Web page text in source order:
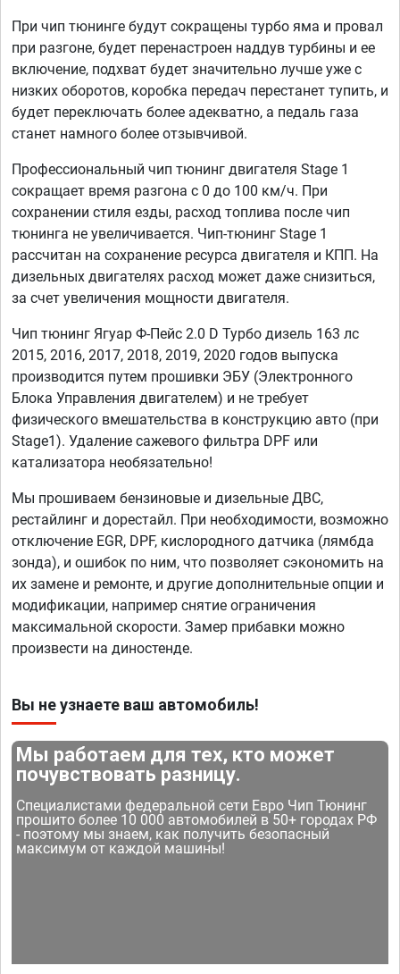
При чип тюнинге будут сокращены турбо яма и провал
при разгоне, будет перенастроен наддув турбины и ее
включение, подхват будет значительно лучше уже с
низких оборотов, коробка передач перестанет тупить, и
будет переключать более адекватно, а педаль газа
станет намного более отзывчивой.
Профессиональный чип тюнинг двигателя Stage 1
сокращает время разгона с 0 до 100 км/ч. При
сохранении стиля езды, расход топлива после чип
тюнинга не увеличивается. Чип-тюнинг Stage 1
рассчитан на сохранение ресурса двигателя и КПП. На
дизельных двигателях расход может даже снизиться,
за счет увеличения мощности двигателя.
Чип тюнинг Ягуар Ф-Пейс 2.0 D Турбо дизель 163 лс
2015, 2016, 2017, 2018, 2019, 2020 годов выпуска
производится путем прошивки ЭБУ (Электронного
Блока Управления двигателем) и не требует
физического вмешательства в конструкцию авто (при
Stage1). Удаление сажевого фильтра DPF или
катализатора необязательно!
Мы прошиваем бензиновые и дизельные ДВС,
рестайлинг и дорестайл. При необходимости, возможно
отключение EGR, DPF, кислородного датчика (лямбда
зонда), и ошибок по ним, что позволяет сэкономить на
их замене и ремонте, и другие дополнительные опции и
модификации, например снятие ограничения
максимальной скорости. Замер прибавки можно
произвести на диностенде.
Вы не узнаете ваш автомобиль!
Мы работаем для тех, кто может
почувствовать разницу.
Специалистами федеральной сети Евро Чип Тюнинг
прошито более 10 000 автомобилей в 50+ городах РФ
- поэтому мы знаем, как получить безопасный
максимум от каждой машины!